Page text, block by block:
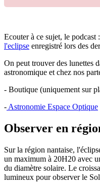
Ecouter à ce sujet, le podcast :
l'eclipse enregistré lors des
On peut trouver des lunettes
astronomique et chez nos
- Boutique (uniquement sur
- Astronomie Espace Optique
Observer en
Sur la région nantaise,
un maximum à 20H20 avec
du diamètre solaire. Le
lumineux pour observer le